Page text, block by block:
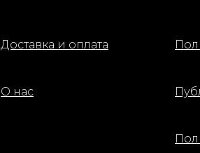
Доставка и оплата
О нас